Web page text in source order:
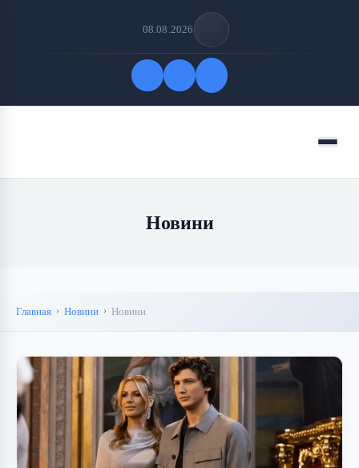
08.08.2026
Меню
Новини
Главная Новини Новини